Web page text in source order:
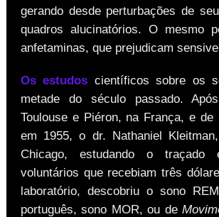
gerando desde perturbações de
quadros alucinatórios. O mesmo
anfetaminas, que prejudicam
Os estudos científicos sobre os
metade do século passado.
Toulouse e Piéron, na França, e
em 1955, o dr. Nathaniel
Chicago, estudando o traçado
voluntários que recebiam três
laboratório, descobriu o sono
português, sono MOR, ou de